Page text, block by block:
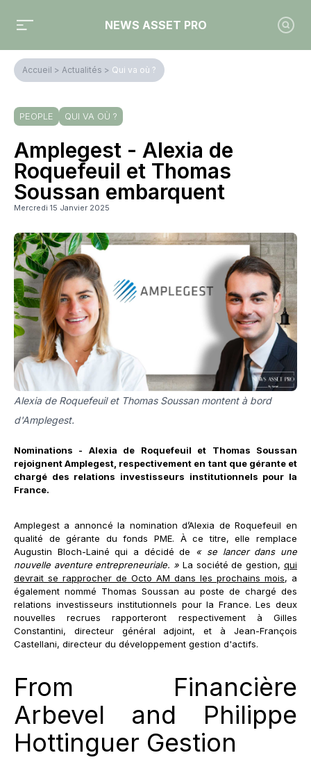
NEWS ASSET PRO
Accueil > Actualités > Qui va où ?
PEOPLE QUI VA OÙ ?
Amplegest - Alexia de
Roquefeuil et Thomas
Soussan embarquent
Mercredi 15 Janvier 2025
Alexia de Roquefeuil et Thomas Soussan montent à bord
d'Amplegest.
Nominations - Alexia de Roquefeuil et Thomas Soussan
rejoignent Amplegest, respectivement en tant que gérante et
chargé des relations investisseurs institutionnels pour la
France.
Amplegest a annoncé la nomination d’Alexia de Roquefeuil en
qualité de gérante du fonds PME. À ce titre, elle remplace
Augustin Bloch-Lainé qui a décidé de « se lancer dans une
nouvelle aventure entrepreneuriale. » La société de gestion, qui
devrait se rapprocher de Octo AM dans les prochains mois, a
également nommé Thomas Soussan au poste de chargé des
relations investisseurs institutionnels pour la France. Les deux
nouvelles recrues rapporteront respectivement à Gilles
Constantini, directeur général adjoint, et à Jean-François
Castellani, directeur du développement gestion d'actifs.
From Financière
Arbevel and Philippe
Hottinguer Gestion